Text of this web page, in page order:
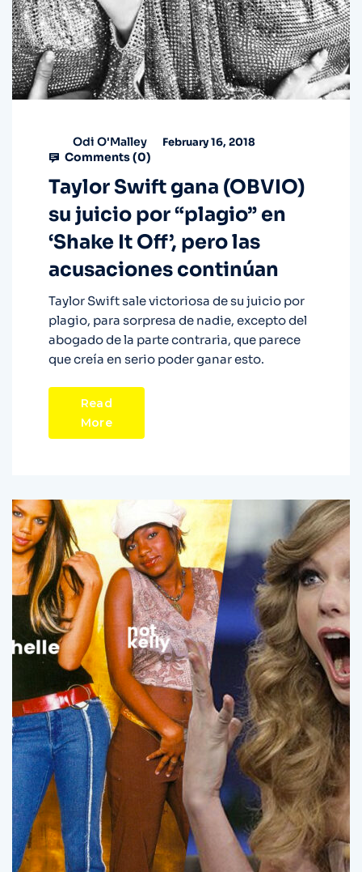
Odi O'Malley February 16, 2018
Comments (0)
Taylor Swift gana (OBVIO)
su juicio por “plagio” en
‘Shake It Off’, pero las
acusaciones continúan
Taylor Swift sale victoriosa de su juicio por
plagio, para sorpresa de nadie, excepto del
abogado de la parte contraria, que parece
que creía en serio poder ganar esto.
Read
More